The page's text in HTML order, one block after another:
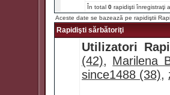
În total 0 rapidişti înregistraţi
Aceste date se bazează pe rapidiştii
Rapidişti sărbătoriţi
Utilizatori
(42), Marilena
since1488 (38),